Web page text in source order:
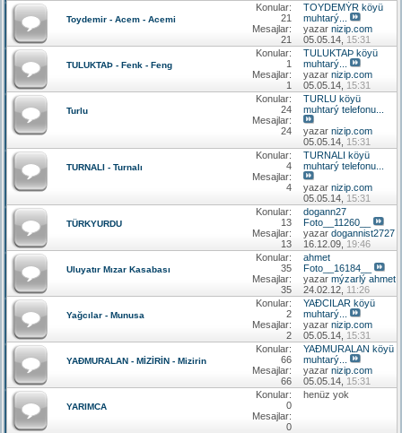
Toydemir - Acem - Acemi
Konular:
21
Mesajlar:
21
TOYDEMÝR köyü
muhtarý...
yazar nizip.com
05.05.14, 15:31
TULUKTAÞ - Fenk - Feng
Konular:
1
Mesajlar:
1
TULUKTAÞ köyü
muhtarý...
yazar nizip.com
05.05.14, 15:31
Turlu
Konular:
24
Mesajlar:
24
TURLU köyü
muhtarý telefonu...
yazar nizip.com
05.05.14, 15:31
TURNALI - Turnalı
Konular:
4
Mesajlar:
4
TURNALI köyü
muhtarý telefonu...
yazar nizip.com
05.05.14, 15:31
TÜRKYURDU
Konular:
13
Mesajlar:
13
dogann27
Foto__11260__
yazar dogannist2727
16.12.09, 19:46
Uluyatır Mızar Kasabası
Konular:
35
Mesajlar:
35
ahmet
Foto__16184__
yazar mýzarlý ahmet
24.02.12, 11:26
Yağcılar - Munusa
Konular:
2
Mesajlar:
2
YAÐCILAR köyü
muhtarý...
yazar nizip.com
05.05.14, 15:31
YAÐMURALAN - MİZİRİN - Mizirin
Konular:
66
Mesajlar:
66
YAÐMURALAN köyü
muhtarý...
yazar nizip.com
05.05.14, 15:31
YARIMCA
Konular:
0
Mesajlar:
0
henüz yok